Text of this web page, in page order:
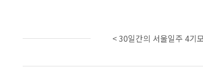
< 30일간의 서울일주 4기